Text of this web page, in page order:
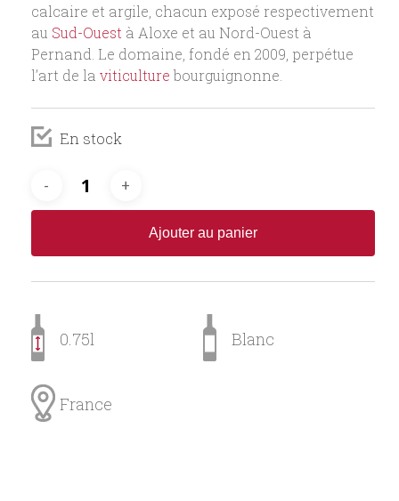
calcaire et argile, chacun exposé respectivement
au Sud-Ouest à Aloxe et au Nord-Ouest à
Pernand. Le domaine, fondé en 2009, perpétue
l’art de la viticulture bourguignonne.
En stock
Ajouter au panier
0.75l Blanc
France